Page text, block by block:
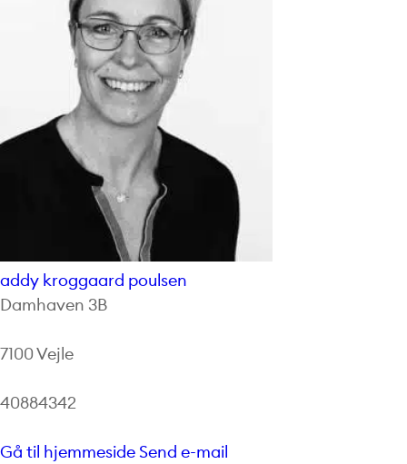
addy kroggaard poulsen
Damhaven 3B
7100 Vejle
40884342
Gå til hjemmesideSend e-mail